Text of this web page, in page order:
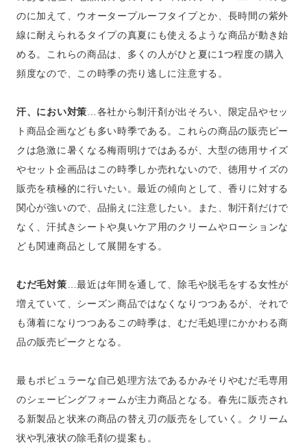
のに加えて、ウオータープルーフタイプとか、長時間の紫外
線に耐えられるタイプの真夏にも使えるような商品が動き始
める。これらの商品は、多くの人がひと夏に1つ程度の購入
頻度なので、この時季の売り逃しに注意する。
汗、におい対策 …各社から制汗剤が出そろい、限定品やセッ
ト商品企画なども多い時季である。これらの商品の販売ピー
クは急激に暑くなる梅雨明けではあるが、大型の徳用サイズ
やセット企画品はこの時季しか売れないので、徳用サイズの
販売を積極的に行いたい。最近の傾向として、香りに対する
関心が強いので、品揃えに注意したい。また、制汗剤だけで
なく、汗拭きシートや臭いケア用のクリームやローションな
ども関連商品として展開をする。
むだ毛対策 …最近は年間を通して、除毛や脱毛をする女性が
増えていて、シーズン商品ではなくなりつつあるが、それで
も薄着になりつつあるこの時季は、むだ毛処理にかかわる商
品の販売ピークとなる。
最もポピュラーな自己処理方法であるかみそりやむだ毛専用
のシェービングフォームが主力商品となる。春先に販売され
る新製品と状来の商品の替え刃の販売をしていく。クリーム
状や乳液状の除毛剤の提案も。